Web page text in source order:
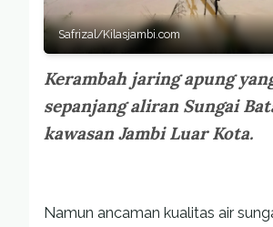
Safrizal/Kilasjambi.com
Kerambah jaring apung
sepanjang aliran Sungai
kawasan Jambi Luar Kota.
Namun ancaman kualitas air